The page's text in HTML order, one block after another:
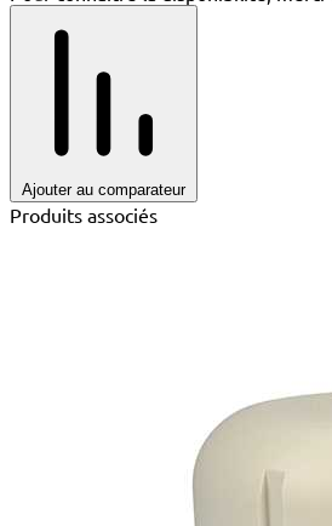
Ajouter au comparateur
Produits associés